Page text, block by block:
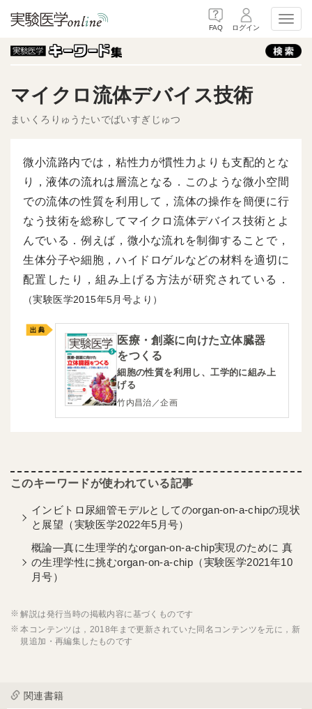
FAQ ログイン
マイクロ流体デバイス技術
まいくろりゅうたいでばいすぎじゅつ
微小流路内では，粘性力が慣性力よりも支配的とな
り，液体の流れは層流となる．このような微小空間
での流体の性質を利用して，流体の操作を簡便に行
なう技術を総称してマイクロ流体デバイス技術とよ
んでいる．例えば，微小な流れを制御することで，
生体分子や細胞，ハイドロゲルなどの材料を適切に
配置したり，組み上げる方法が研究されている．
（実験医学2015年5月号より）
医療・創薬に向けた立体臓器
をつくる
細胞の性質を利用し、工学的に組み上
げる
竹内昌治／企画
インビトロ尿細管モデルとしてのorgan-on-a-chipの現状
と展望（実験医学2022年5月号）
概論―真に生理学的なorgan-on-a-chip実現のために 真
の生理学性に挑むorgan-on-a-chip（実験医学2021年10
月号）
解説は発行当時の掲載内容に基づくものです
本コンテンツは，2018年まで更新されていた同名コンテンツを元に，新
規追加・再編集したものです
関連書籍